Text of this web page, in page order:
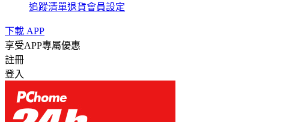
追蹤清單退貨會員設定
下載 APP
享受APP專屬優惠
註冊
登入